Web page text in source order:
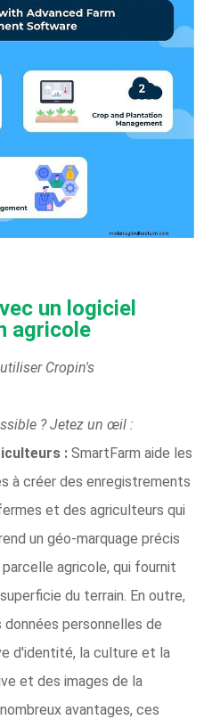
un logiciel
agricole
Cropin's
? Jetez un œil :
: SmartFarm aide les
à créer des enregistrements
et des agriculteurs qui
un géo-marquage précis
agricole, qui fournit
du terrain. En outre,
personnelles de
d'identité, la culture et la
et des images de la
avantages, ces